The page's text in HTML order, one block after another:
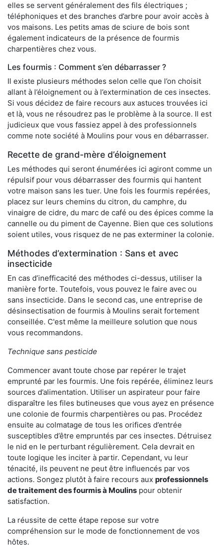
elles se servent généralement des fils électriques ;
téléphoniques et des branches d’arbre pour avoir accès à
vos maisons. Les petits amas de sciure de bois sont
également indicateurs de la présence de fourmis
charpentières chez vous.
Les fourmis : Comment s’en débarrasser ?
Il existe plusieurs méthodes selon celle que l’on choisit
allant à l’éloignement ou à l’extermination de ces insectes.
Si vous décidez de faire recours aux astuces trouvées ici
et là, vous ne résoudrez pas le problème à la source. Il est
judicieux que vous fassiez appel à des professionnels
comme note société à Moulins pour vous en débarrasser.
Recette de grand-mère d’éloignement
Les méthodes qui seront énumérées ici agiront comme un
répulsif pour vous débarrasser des fourmis qui hantent
votre maison sans les tuer. Une fois les fourmis repérées,
placez sur leurs chemins du citron, du camphre, du
vinaigre de cidre, du marc de café ou des épices comme la
cannelle ou du piment de Cayenne. Bien que ces solutions
soient utiles, vous risquez de ne pas exterminer la colonie.
Méthodes d’extermination : Sans et avec
insecticide
En cas d’inefficacité des méthodes ci-dessus, utiliser la
manière forte. Toutefois, vous pouvez le faire avec ou
sans insecticide. Dans le second cas, une entreprise de
désinsectisation de fourmis à Moulins serait fortement
conseillée. C'est même la meilleure solution que nous
vous recommandons.
Technique sans pesticide
Commencer avant toute chose par repérer le trajet
emprunté par les fourmis. Une fois repérée, éliminez leurs
sources d’alimentation. Utiliser un aspirateur pour faire
disparaître les files butineuses que vous ayez en présence
une colonie de fourmis charpentières ou pas. Procédez
ensuite au colmatage de tous les orifices d’entrée
susceptibles d’être empruntés par ces insectes. Détruisez
le nid en le perturbant régulièrement. Cela devrait en
toute logique les inciter à partir. Cependant, vu leur
ténacité, ils peuvent ne peut être influencés par vos
actions. Songez plutôt à faire recours aux professionnels
de traitement des fourmis à Moulins pour obtenir
satisfaction.
La réussite de cette étape repose sur votre
compréhension sur le mode de fonctionnement de vos
hôtes.